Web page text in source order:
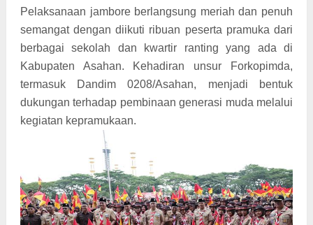
Pelaksanaan jambore berlangsung meriah dan penuh
semangat dengan diikuti ribuan peserta pramuka dari
berbagai sekolah dan kwartir ranting yang ada di
Kabupaten Asahan. Kehadiran unsur Forkopimda,
termasuk Dandim 0208/Asahan, menjadi bentuk
dukungan terhadap pembinaan generasi muda melalui
kegiatan kepramukaan.